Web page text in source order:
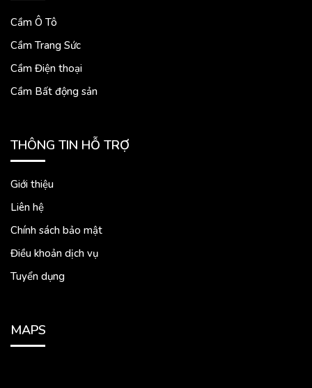
Cầm Ô Tô
Cầm Trang Sức
Cầm Điện thoại
Cầm Bất động sản
THÔNG TIN HỖ TRỢ
Giới thiệu
Liên hệ
Chính sách bảo mật
Điều khoản dịch vụ
Tuyển dụng
MAPS